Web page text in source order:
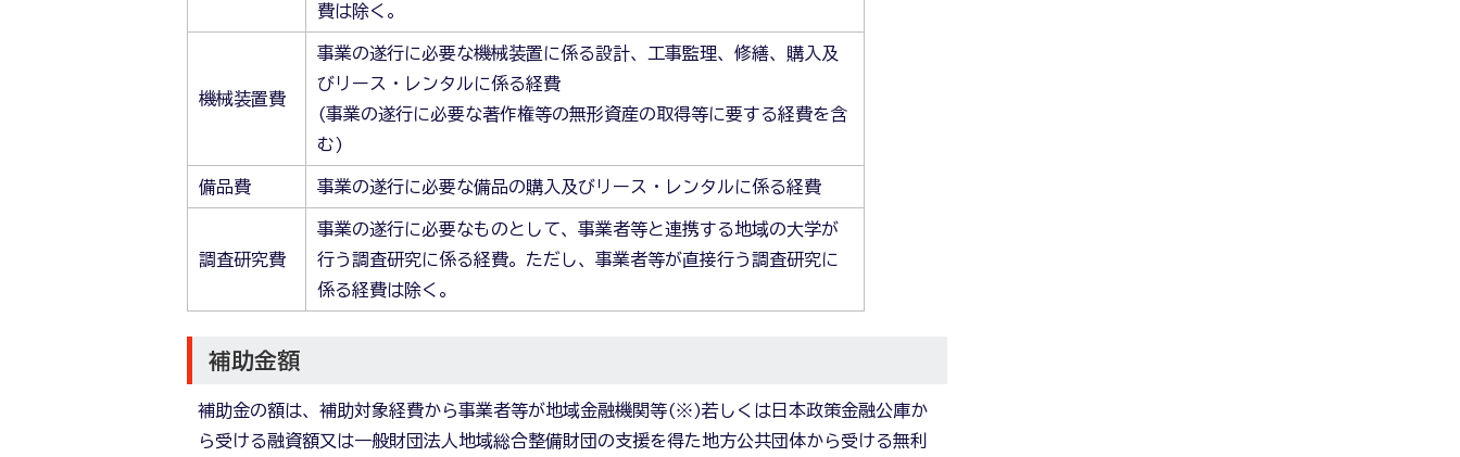
費は除く。
機械装置費
事業の遂行に必要な機械装置に係る設計、工事監理、修繕、購入及
びリース・レンタルに係る経費
(事業の遂行に必要な著作権等の無形資産の取得等に要する経費を含
む)
備品費 事業の遂行に必要な備品の購入及びリース・レンタルに係る経費
調査研究費
事業の遂行に必要なものとして、事業者等と連携する地域の大学が
行う調査研究に係る経費。ただし、事業者等が直接行う調査研究に
係る経費は除く。
補助金額
補助金の額は、補助対象経費から事業者等が地域金融機関等(※)若しくは日本政策金融公庫か
ら受ける融資額又は一般財団法人地域総合整備財団の支援を得た地方公共団体から受ける無利